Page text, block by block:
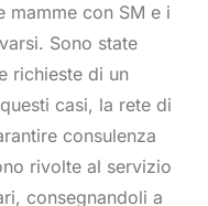
mamme con SM e i
Sono state
richieste di un
casi, la rete di
consulenza
rivolte al servizio
consegnandoli a